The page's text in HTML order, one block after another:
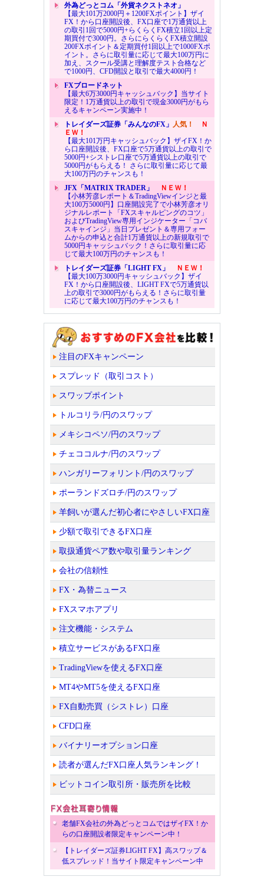
外為どっとコム「外貨ネクストネオ」
【最大101万2000円＋1200FXポイント】ザイ
FX！から口座開設後、FX口座で1万通貨以上
の取引1回で5000円+らくらくFX積立1回以上定
期買付で3000円。さらにらくらくFX積立開設
200FXポイント＆定期買付1回以上で1000FXポ
イント。さらに取引量に応じて最大100万円に
加え、スクール受講と理解度テスト合格など
で1000円、CFD開設と取引で最大4000円！
FXブロードネット
【最大6万3000円キャッシュバック】当サイト
限定！1万通貨以上の取引で現金3000円がもら
えるキャンペーン実施中！
トレイダーズ証券「みんなのFX」 人気！
Ｎ
ＥＷ！
【最大101万円キャッシュバック】ザイFX！か
ら口座開設後、FX口座で5万通貨以上の取引で
5000円+シストレ口座で5万通貨以上の取引で
5000円がもらえる！ さらに取引量に応じて最
大100万円のチャンスも！
JFX「MATRIX TRADER」
ＮＥＷ！
【小林芳彦レポート＆TradingViewインジと最
大100万5000円】口座開設完了で小林芳彦オリ
ジナルレポート「FXスキャルピングのコツ」
およびTradingView専用インジケーター「コバ
スキャインジ」当日プレゼント＆専用フォー
ムからの申込と合計1万通貨以上の新規取引で
5000円キャッシュバック！さらに取引量に応
じて最大100万円のチャンスも！
トレイダーズ証券「LIGHT FX」
ＮＥＷ！
【最大100万3000円キャッシュバック】ザイ
FX！から口座開設後、LIGHT FXで5万通貨以
上の取引で3000円がもらえる！さらに取引量
に応じて最大100万円のチャンスも！
注目のFXキャンペーン
スプレッド（取引コスト）
スワップポイント
トルコリラ/円のスワップ
メキシコペソ/円のスワップ
チェココルナ/円のスワップ
ハンガリーフォリント/円のスワップ
ポーランドズロチ/円のスワップ
羊飼いが選んだ初心者にやさしいFX口座
少額で取引できるFX口座
取扱通貨ペア数や取引量ランキング
会社の信頼性
FX・為替ニュース
FXスマホアプリ
注文機能・システム
積立サービスがあるFX口座
TradingViewを使えるFX口座
MT4やMT5を使えるFX口座
FX自動売買（シストレ）口座
CFD口座
バイナリーオプション口座
読者が選んだFX口座人気ランキング！
ビットコイン取引所・販売所を比較
老舗FX会社の外為どっとコムではザイFX！か
らの口座開設者限定キャンペーン中！
【トレイダーズ証券LIGHT FX】高スワップ＆
低スプレッド！当サイト限定キャンペーン中